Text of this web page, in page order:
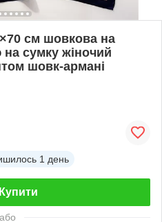
см шовкова на
сумку жіночий
шовк-армані
1 день
Купити
або